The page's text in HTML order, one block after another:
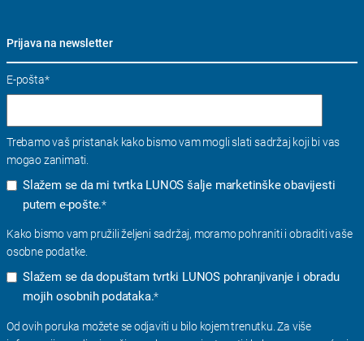
Prijava na newsletter
E-pošta*
Trebamo vaš pristanak kako bismo vam mogli slati sadržaj koji bi vas
mogao zanimati.
Slažem se da mi tvrtka LUNOS šalje marketinške obavijesti
putem e-pošte.*
Kako bismo vam pružili željeni sadržaj, moramo pohraniti i obraditi vaše
osobne podatke.
Slažem se da dopuštam tvrtki LUNOS pohranjivanje i obradu
mojih osobnih podataka.*
Od ovih poruka možete se odjaviti u bilo kojem trenutku. Za više